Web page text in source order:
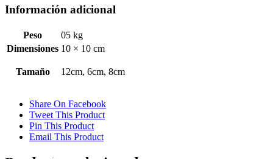
Información adicional
Peso
05 kg
Dimensiones 10 × 10 cm
Tamaño 12cm, 6cm, 8cm
Share On Facebook
Tweet This Product
Pin This Product
Email This Product